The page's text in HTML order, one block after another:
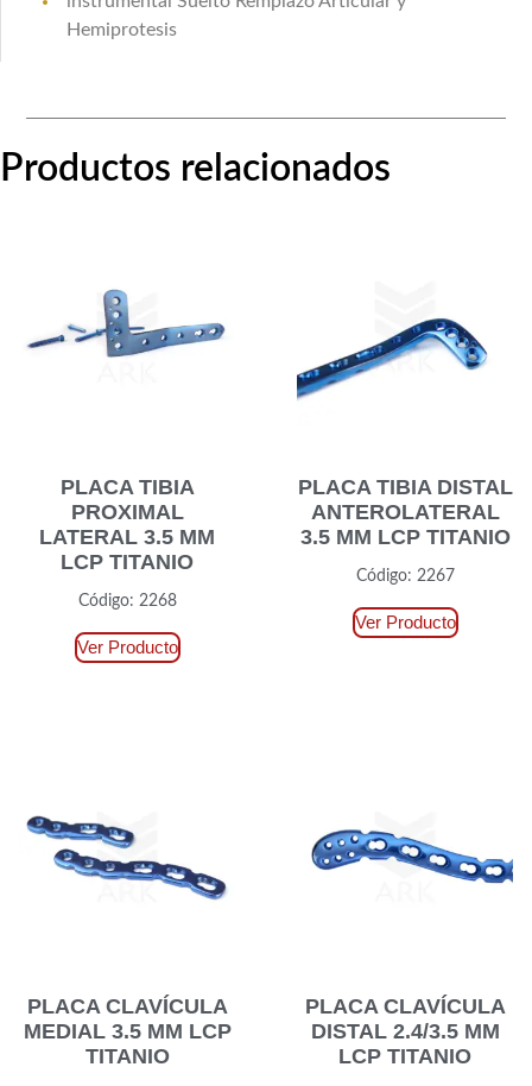
Hemiprotesis
Productos relacionados
PLACA TIBIA
PROXIMAL
LATERAL 3.5 MM
LCP TITANIO
Código: 2268
Ver Producto
PLACA TIBIA DISTAL
ANTEROLATERAL
3.5 MM LCP TITANIO
Código: 2267
Ver Producto
PLACA CLAVÍCULA
MEDIAL 3.5 MM LCP
TITANIO
PLACA CLAVÍCULA
DISTAL 2.4/3.5 MM
LCP TITANIO